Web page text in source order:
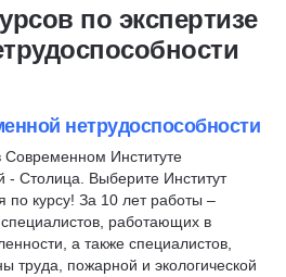
по экспертизе
нетрудоспособности
Современном Институте
- Столица. Выберите Институт
по курсу! За 10 лет работы –
работающих в
а также специалистов,
труда, пожарной и экологической